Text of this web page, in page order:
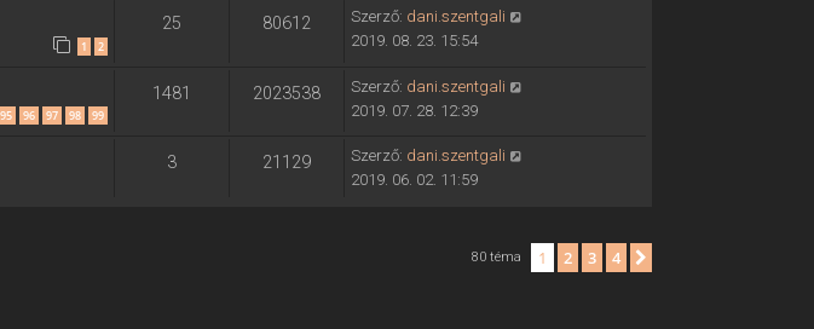
1 2
25 80612 Szerző: dani.szentgali
2019. 08. 23. 15:54
95 96 97 98 99
1481 2023538 Szerző: dani.szentgali
2019. 07. 28. 12:39
3 21129 Szerző: dani.szentgali
2019. 06. 02. 11:59
80 téma 1 2 3 4